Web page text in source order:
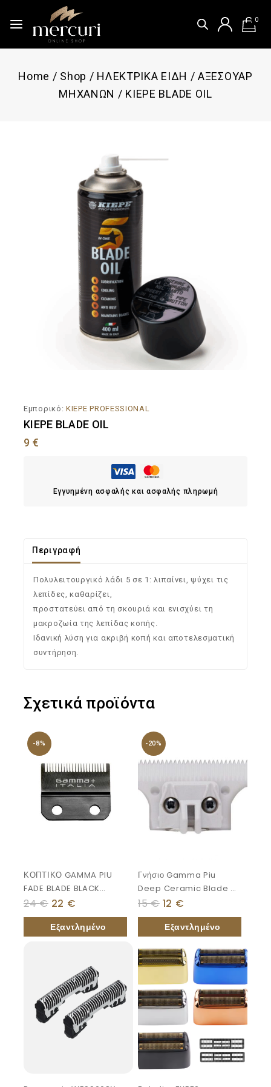
0
Home / Shop / ΗΛΕΚΤΡΙΚΑ ΕΙΔΗ / ΑΞΕΣΟΥΑΡ
ΜΗΧΑΝΩΝ / KIEPE BLADE OIL
Εμπορικό: KIEPE PROFESSIONAL
KIEPE BLADE OIL
9€
Εγγυημένη ασφαλής και ασφαλής πληρωμή
Περιγραφή
Πολυλειτουργικό λάδι 5 σε 1: λιπαίνει, ψύχει τις
λεπίδες, καθαρίζει,
προστατεύει από τη σκουριά και ενισχύει τη
μακροζωία της λεπίδας κοπής.
Ιδανική λύση για ακριβή κοπή και αποτελεσματική
συντήρηση.
Σχετικά προϊόντα
-8%
ΚΟΠΤΙΚΟ GAMMA PIU
FADE BLADE BLACK
DIAMOND
24€ 22 €
-20%
Γνήσιο Gamma Piu
Deep Ceramic Blade X-
EVO Hitter ΚΟΠΤΙΚΟ
15€ 12 €